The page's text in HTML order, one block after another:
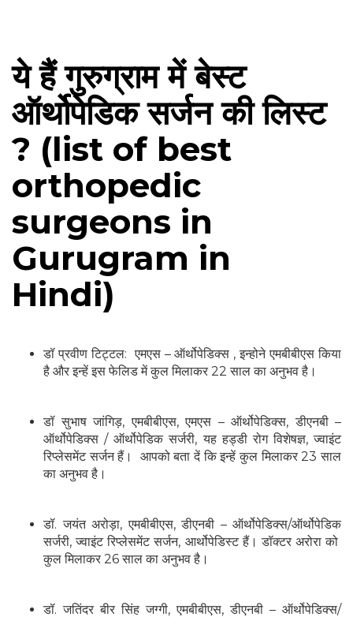
ये हैं गुरुग्राम में बेस्ट
ऑर्थोपेडिक सर्जन की लिस्ट
? (list of best
orthopedic
surgeons in
Gurugram in
Hindi)
डॉ प्रवीण टिट्टल: एमएस – ऑर्थोपेडिक्स , इन्होने एमबीबीएस किया
है और इन्हें इस फेलिड में कुल मिलाकर 22 साल का अनुभव है।
डॉ सुभाष जांगिड़, एमबीबीएस, एमएस – ऑर्थोपेडिक्स, डीएनबी –
ऑर्थोपेडिक्स / ऑर्थोपेडिक सर्जरी, यह हड्डी रोग विशेषज्ञ, ज्वाइंट
रिप्लेसमेंट सर्जन हैं। आपको बता दें कि इन्हें कुल मिलाकर 23 साल
का अनुभव है।
डॉ. जयंत अरोड़ा, एमबीबीएस, डीएनबी – ऑर्थोपेडिक्स/ऑर्थोपेडिक
सर्जरी, ज्वाइंट रिप्लेसमेंट सर्जन, आर्थोपेडिस्ट हैं। डॉक्टर अरोरा को
कुल मिलाकर 26 साल का अनुभव है।
डॉ. जतिंदर बीर सिंह जग्गी, एमबीबीएस, डीएनबी – ऑर्थोपेडिक्स/